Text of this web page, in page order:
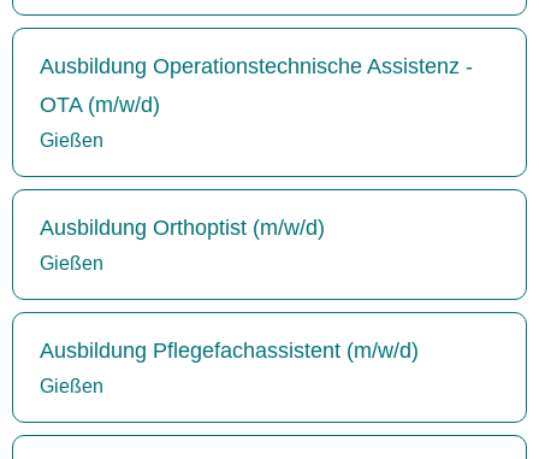
Ausbildung Operationstechnische Assistenz -
OTA (m/w/d)
Gießen
Ausbildung Orthoptist (m/w/d)
Gießen
Ausbildung Pflegefachassistent (m/w/d)
Gießen